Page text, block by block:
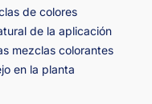
de colores
de la aplicación
mezclas colorantes
en la planta